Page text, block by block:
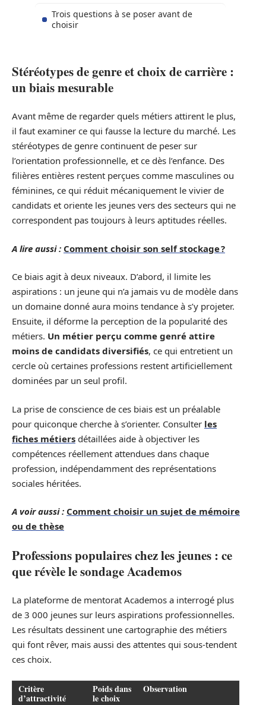
Trois questions à se poser avant de
choisir
Stéréotypes de genre et choix de carrière :
un biais mesurable
Avant même de regarder quels métiers attirent le plus,
il faut examiner ce qui fausse la lecture du marché. Les
stéréotypes de genre continuent de peser sur
l’orientation professionnelle, et ce dès l’enfance. Des
filières entières restent perçues comme masculines ou
féminines, ce qui réduit mécaniquement le vivier de
candidats et oriente les jeunes vers des secteurs qui ne
correspondent pas toujours à leurs aptitudes réelles.
A lire aussi : Comment choisir son self stockage ?
Ce biais agit à deux niveaux. D’abord, il limite les
aspirations : un jeune qui n’a jamais vu de modèle dans
un domaine donné aura moins tendance à s’y projeter.
Ensuite, il déforme la perception de la popularité des
métiers. Un métier perçu comme genré attire
moins de candidats diversifiés, ce qui entretient un
cercle où certaines professions restent artificiellement
dominées par un seul profil.
La prise de conscience de ces biais est un préalable
pour quiconque cherche à s’orienter. Consulter les
fiches métiers détaillées aide à objectiver les
compétences réellement attendues dans chaque
profession, indépendamment des représentations
sociales héritées.
A voir aussi : Comment choisir un sujet de mémoire
ou de thèse
Professions populaires chez les jeunes : ce
que révèle le sondage Academos
La plateforme de mentorat Academos a interrogé plus
de 3 000 jeunes sur leurs aspirations professionnelles.
Les résultats dessinent une cartographie des métiers
qui font rêver, mais aussi des attentes qui sous-tendent
ces choix.
Critère
d’attractivité
Poids dans
le choix
Observation